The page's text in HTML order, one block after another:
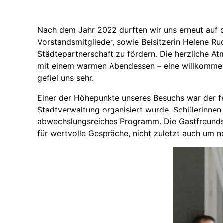
Nach dem Jahr 2022 durften wir uns erneut auf
Vorstandsmitglieder, sowie Beisitzerin Helene
Städtepartnerschaft zu fördern. Die herzliche
mit einem warmen Abendessen – eine
gefiel uns sehr.
Einer der Höhepunkte unseres Besuchs war
Stadtverwaltung organisiert wurde.
abwechslungsreiches Programm. Die
für wertvolle Gespräche, nicht zuletzt auch um